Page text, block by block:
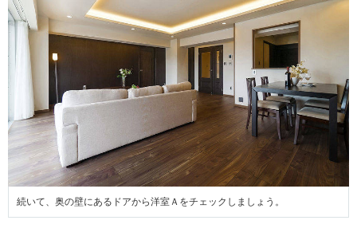
続いて、奥の壁にあるドアから洋室Ａをチェックしましょう。